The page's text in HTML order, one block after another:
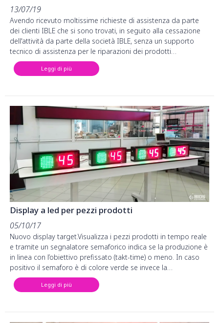
13/07/19
Avendo ricevuto moltissime richieste di assistenza da parte
dei clienti IBLE che si sono trovati, in seguito alla cessazione
dell'attività da parte della società IBLE, senza un supporto
tecnico di assistenza per le riparazioni dei prodotti…
Leggi di più
Display a led per pezzi prodotti
05/10/17
Nuovo display target.Visualizza i pezzi prodotti in tempo reale
e tramite un segnalatore semaforico indica se la produzione è
in linea con l’obiettivo prefissato (takt-time) o meno. In caso
positivo il semaforo è di colore verde se invece la…
Leggi di più